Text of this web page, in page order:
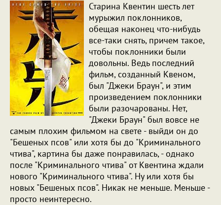
Старина Квентин шесть лет
мурыжил поклонников,
обещая наконец что-нибудь
все-таки снять, причем такое,
чтобы поклонники были
довольны. Ведь последний
фильм, созданный Квеном,
был "Джеки Браун", и этим
произведением поклонники
были разочарованы. Нет,
"Джеки Браун" был вовсе не
самым плохим фильмом на свете - выйди он до
"Бешеных псов" или хотя бы до "Криминального
чтива", картина бы даже понравилась, - однако
после "Криминального чтива" от Квентина ждали
нового "Криминального чтива". Ну или хотя бы
новых "Бешеных псов". Никак не меньше. Меньше -
просто неинтересно.